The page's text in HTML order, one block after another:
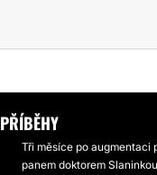
PŘÍBĚHY
Tři měsíce po augmentaci
panem doktorem